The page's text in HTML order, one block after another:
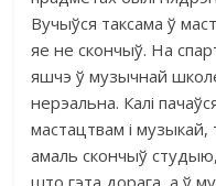
Вучыўся таксама ў
яе не скончыў. На
яшчэ ў музычнай
нерэальна. Калі
мастацтвам і
амаль скончыў
што гэта дорага, а ў